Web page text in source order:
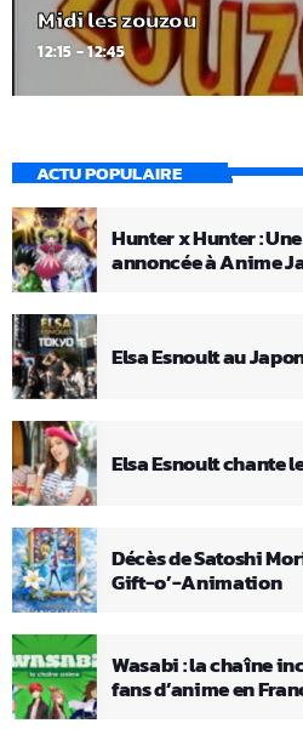
Midi les zouzou
12:15 - 12:45
ACTU POPULAIRE
Hunter x Hunter :
annoncée à Anime
Elsa Esnoult au
Elsa Esnoult chante
Décès de Satoshi
Gift-o’-Animation
Wasabi : la chaîne
fans d’anime en